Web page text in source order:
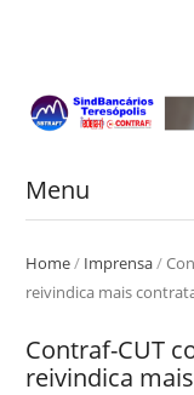
Menu
Home/ Imprensa/
reivindica mais
Contraf-CUT
reivindica